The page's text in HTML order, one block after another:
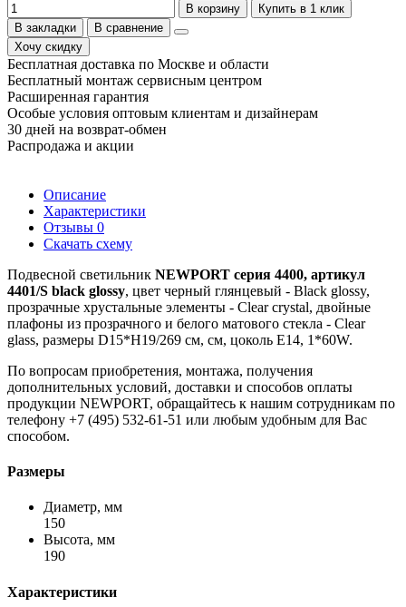
В корзину
Купить в 1 клик
В закладки
В сравнение
Хочу скидку
Бесплатная доставка по Москве и области
Бесплатный монтаж сервисным центром
Расширенная гарантия
Особые условия оптовым клиентам и дизайнерам
30 дней на возврат-обмен
Распродажа и акции
Описание
Характеристики
Отзывы 0
Скачать схему
Подвесной светильник NEWPORT серия 4400, артикул
4401/S black glossy, цвет черный глянцевый - Black glossy,
прозрачные хрустальные элементы - Clear crystal, двойные
плафоны из прозрачного и белого матового стекла - Clear
glass, размеры D15*H19/269 см, см, цоколь E14, 1*60W.
По вопросам приобретения, монтажа, получения
дополнительных условий, доставки и способов оплаты
продукции NEWPORT, обращайтесь к нашим сотрудникам по
телефону +7 (495) 532-61-51 или любым удобным для Вас
способом.
Размеры
Диаметр, мм
150
Высота, мм
190
Характеристики